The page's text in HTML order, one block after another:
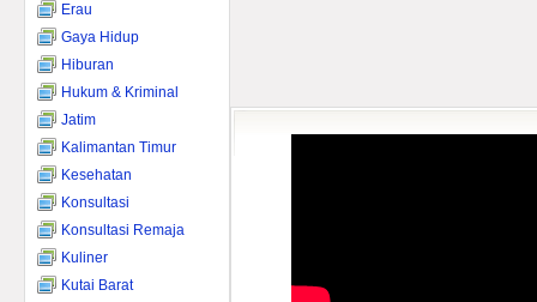
Erau
Gaya Hidup
Hiburan
Hukum & Kriminal
Jatim
Kalimantan Timur
Kesehatan
Konsultasi
Konsultasi Remaja
Kuliner
Kutai Barat